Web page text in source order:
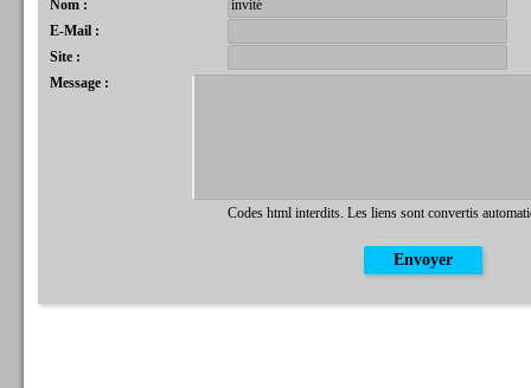
Nom :
E-Mail :
Site :
Message :
Codes html interdits. Les liens sont convertis